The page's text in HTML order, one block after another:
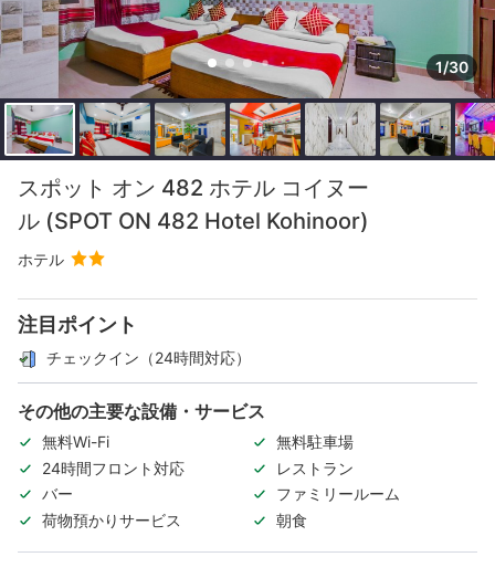
1/30
スポット オン 482 ホテル コイヌー
ル (SPOT ON 482 Hotel Kohinoor)
ホテル
注目ポイント
チェックイン（24時間対応）
その他の主要な設備・サービス
無料Wi-Fi
無料駐車場
24時間フロント対応
レストラン
バー
ファミリールーム
荷物預かりサービス
朝食